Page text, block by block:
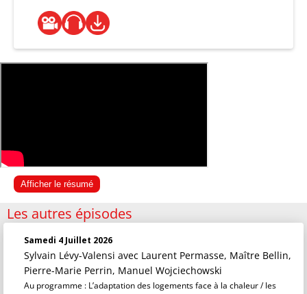
Afficher le résumé
Les autres épisodes
Samedi 4 Juillet 2026
Sylvain Lévy-Valensi avec Laurent Permasse, Maître Bellin,
Pierre-Marie Perrin, Manuel Wojciechowski
Au programme : L’adaptation des logements face à la chaleur / les